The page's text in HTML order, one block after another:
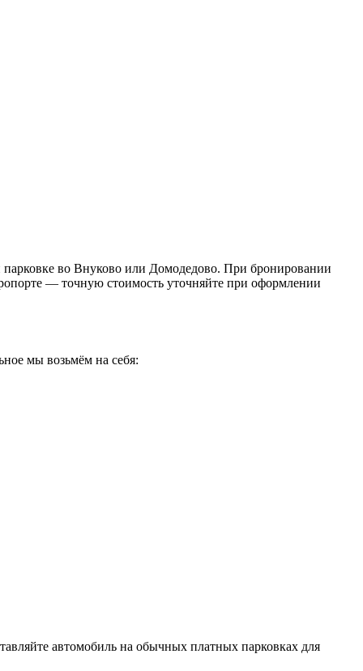
во Внуково или Домодедово. При бронировании
— точную стоимость уточняйте при оформлении
мы возьмём на себя:
автомобиль на обычных платных парковках для